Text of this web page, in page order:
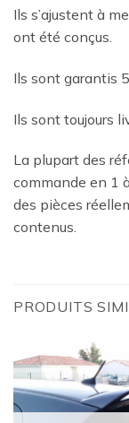
Ils s’ajustent à
ont été conçus.
Ils sont garantis
Ils sont toujours
La plupart des
commande en 1
des pièces
contenus.
PRODUITS